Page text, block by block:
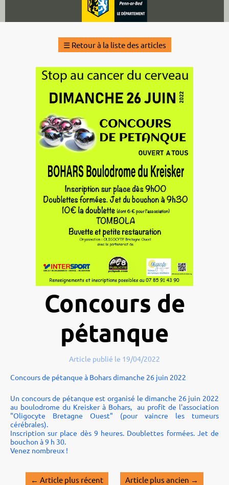
☰ Retour à la liste des articles
Concours de
pétanque
Article publié le 19/04/2022
Concours de pétanque à Bohars dimanche 26 juin 2022
Un concours de pétanque est organisé le dimanche 26 juin 2022
au boulodrome du Kreisker à Bohars, au profit de l'association
"Oligocyte Bretagne Ouest" (pour vaincre les tumeurs
cérébrales).
Inscription sur place dès 9 heures. Doublettes formées. Jet de
bouchon à 9 h 30.
Venez nombreux !
← Article plus récent Article plus ancien →